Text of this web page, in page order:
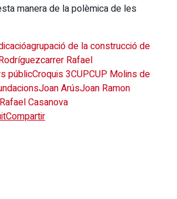
manera de la polèmica de les
agrupació de la construcció de
carrer Rafael
públicCroquis 3CUPCUP Molins de
Joan ArúsJoan Ramon
Casanova
Compartir